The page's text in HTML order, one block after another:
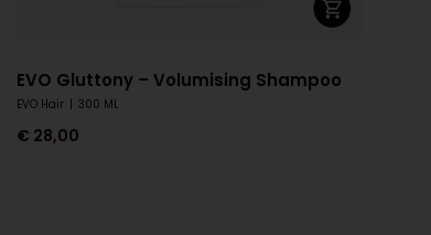
EVO Gluttony – Volumising Shampoo
EVO Hair 300 ML
€ 28,00